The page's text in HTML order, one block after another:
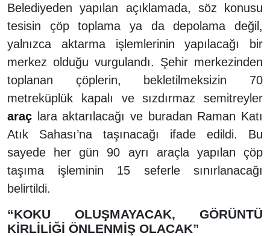
Belediyeden yapılan açıklamada, söz konusu
tesisin çöp toplama ya da depolama değil,
yalnızca aktarma işlemlerinin yapılacağı bir
merkez olduğu vurgulandı. Şehir merkezinden
toplanan çöplerin, bekletilmeksizin 70
metreküplük kapalı ve sızdırmaz semitreyler
araç lara aktarılacağı ve buradan Raman Katı
Atık Sahası’na taşınacağı ifade edildi. Bu
sayede her gün 90 ayrı araçla yapılan çöp
taşıma işleminin 15 seferle sınırlanacağı
belirtildi.
“KOKU OLUŞMAYACAK, GÖRÜNTÜ
KİRLİLİĞİ ÖNLENMİŞ OLACAK”